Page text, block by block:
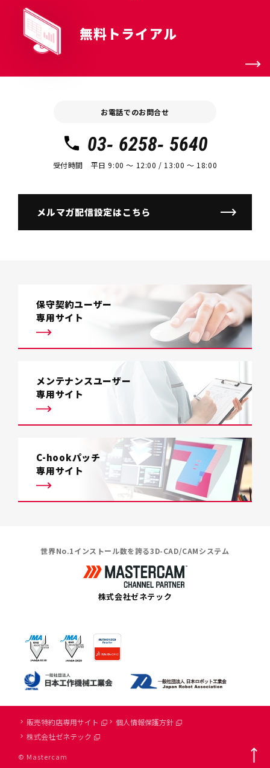
無料トライアル
お電話でのお問合せ
03- 6258- 5640
受付時間 平日 9:00 〜 12:00 / 13:00 〜 18:00
メルマガ配信設定はこちら
保守契約ユーザー
専用サイト
メンテナンスユーザー
専用サイト
C-hookパッチ
専用サイト
世界No.1インストール数を誇る3D-CAD/CAMシステム
株式会社ゼネテック
© Mastercam
販売特約店専用サイト
個人情報保護方針
株式会社ゼネテック